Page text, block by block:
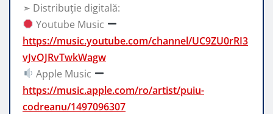
➣ Distribuție digitală:
Youtube Music
https://music.youtube.com/channel/UC9ZU0rRI3
vJvOJRvTwkWagw
Apple Music
https://music.apple.com/ro/artist/puiu-
codreanu/1497096307